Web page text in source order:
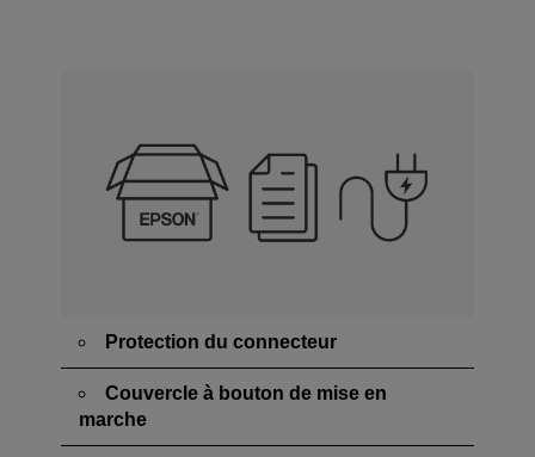
Protection du connecteur
Couvercle à bouton de mise en
marche